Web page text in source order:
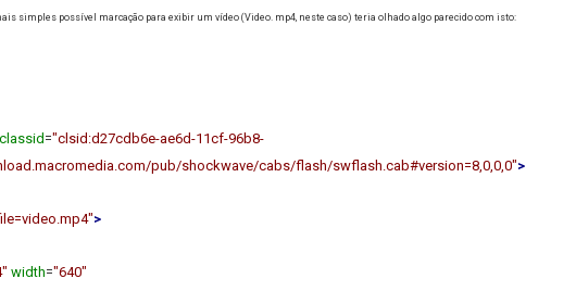
simples possível marcação para exibir um vídeo (Video. mp4, neste caso) teria olhado algo parecido com isto:
classid="clsid:d27cdb6e-ae6d-11cf-96b8-
pub/shockwave/cabs/flash/swflash.cab#version=8,0,0,0">
>
width="640"